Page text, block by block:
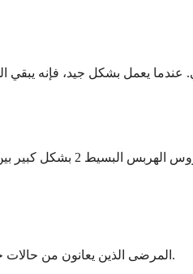
عندما يعمل بشكل جيد، فإنه
المرضى الذين يعانون من حالات حرجة في وحدات العناية المركزة، حيث وثقت الأبحاث إعادة تنشيط قاتلة لفيروس الهربس البسيط لم يتم تشخيصها إلا عند تشريح الجثة.